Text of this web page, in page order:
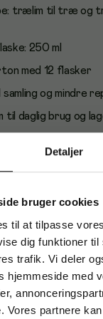
Detaljer
bruger cookies
til at tilpasse
dig funktioner
trafik. Vi deler
hjemmeside med
Vores partnere
trælim til træ og
250 ml
med 12 flasker
og mindre
til daglig brug og
arbejdes med
producent af
er kendt for